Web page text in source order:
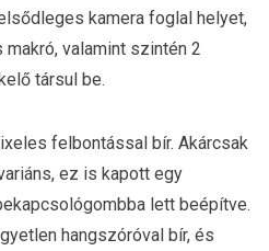
kamera foglal helyet,
valamint szintén 2
társul be.
felbontással bír. Akárcsak
ez is kapott egy
lett beépítve.
hangszóróval bír, és